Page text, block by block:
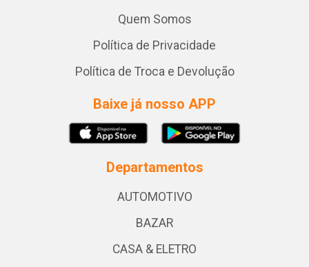
Quem Somos
Política de Privacidade
Política de Troca e Devolução
Baixe já nosso APP
Departamentos
AUTOMOTIVO
BAZAR
CASA & ELETRO